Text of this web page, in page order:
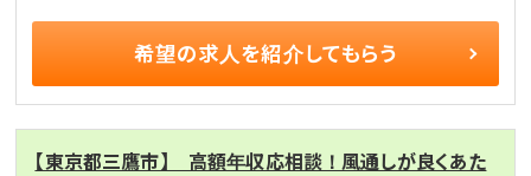
希望の求人を紹介してもらう
【東京都三鷹市】 高額年収応相談！風通しが良くあた